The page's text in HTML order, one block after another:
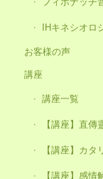
IHキネシオロ
お客様の声
講座
講座一覧
【講座】直
【講座】カ
【講座】感